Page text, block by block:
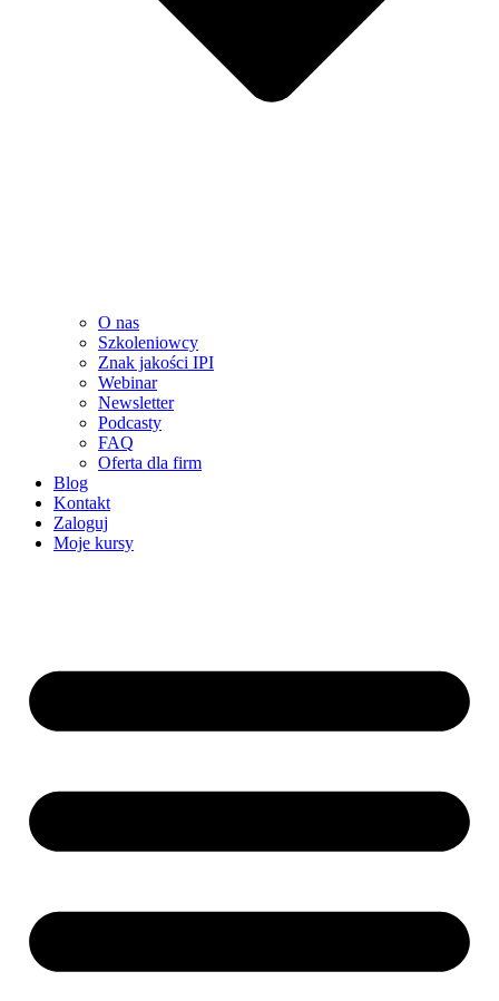
O nas
Szkoleniowcy
Znak jakości IPI
Webinar
Newsletter
Podcasty
FAQ
Oferta dla firm
Blog
Kontakt
Zaloguj
Moje kursy